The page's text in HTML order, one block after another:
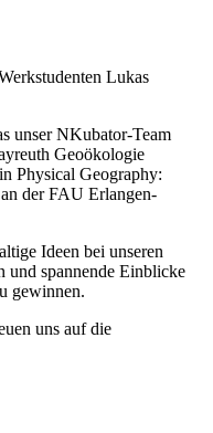
Lukas
unser NKubator-Team
Geoökologie
Physical Geography:
der FAU Erlangen-
Ideen bei unseren
und spannende Einblicke
gewinnen.
uns auf die